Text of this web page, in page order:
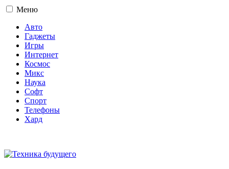
Меню
Авто
Гаджеты
Игры
Интернет
Космос
Микс
Наука
Софт
Спорт
Телефоны
Хард